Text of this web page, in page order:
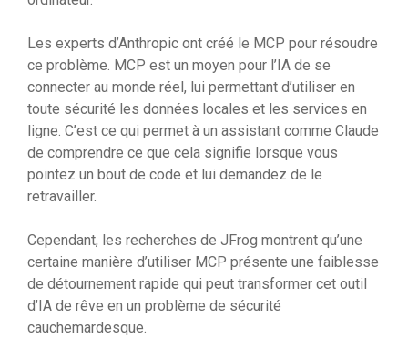
Les experts d’Anthropic ont créé le MCP pour résoudre
ce problème. MCP est un moyen pour l’IA de se
connecter au monde réel, lui permettant d’utiliser en
toute sécurité les données locales et les services en
ligne. C’est ce qui permet à un assistant comme Claude
de comprendre ce que cela signifie lorsque vous
pointez un bout de code et lui demandez de le
retravailler.
Cependant, les recherches de JFrog montrent qu’une
certaine manière d’utiliser MCP présente une faiblesse
de détournement rapide qui peut transformer cet outil
d’IA de rêve en un problème de sécurité
cauchemardesque.